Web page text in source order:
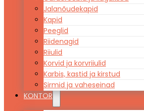
Jalanõudekapid
Kapid
Peeglid
Riidenagid
Riiulid
Korvid ja korvriiulid
Karbis, kastid ja kirstud
Sirmid ja vaheseinad
KONTOR